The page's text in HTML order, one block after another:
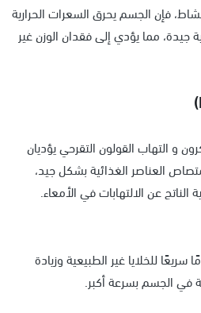
فإن الجسم يحرق السعرات الحرارية
مما يؤدي إلى فقدان الوزن غير
و التهاب القولون التقرحي يؤديان
العناصر الغذائية بشكل جيد،
عن الالتهابات في الأمعاء.
سريعًا للخلايا غير الطبيعية وزيادة
في الجسم بسرعة أكبر.